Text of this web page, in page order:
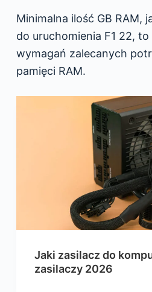
Minimalna ilość GB RAM,
do uruchomienia F1 22,
wymagań zalecanych
pamięci RAM.
Jaki zasilacz do
zasilaczy 2026